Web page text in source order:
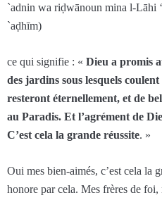
`adnin wa riḍwānoun mina l-Lāhi
`aḍhīm)
ce qui signifie : « Dieu a promis
des jardins sous lesquels
resteront éternellement, et de
au Paradis. Et l’agrément de
C’est cela la grande réussite. »
Oui mes bien-aimés, c’est cela la
honore par cela. Mes frères de